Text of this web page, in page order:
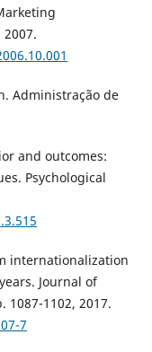
Administração de
and outcomes:
Psychological
internationalization
Journal of
1087-1102, 2017.
7